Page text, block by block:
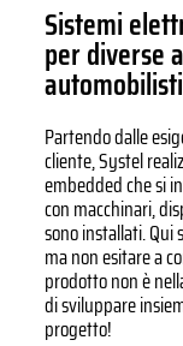
Sistemi
per diverse
Partendo dalle
cliente, Systel
embedded che si
con macchinari,
sono installati. Qui
ma non esitare a
prodotto non è
di sviluppare
progetto!